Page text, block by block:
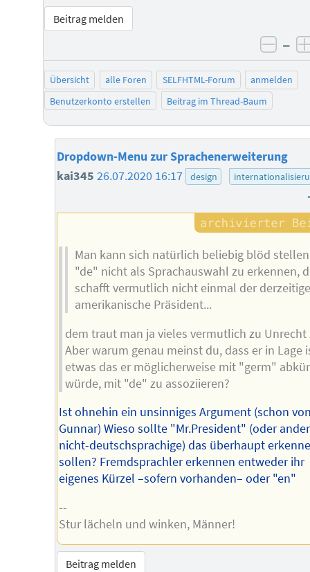
Beitrag melden
–
Übersicht alle Foren SELFHTML-Forum
anmelden
Benutzerkonto erstellen
Beitrag im Thread-Baum
Dropdown-Menu zur Sprachenerweiterung
kai345 26.07.2020 16:17 design
Man kann sich natürlich beliebig blöd
"de" nicht als Sprachauswahl zu erkennen,
schafft vermutlich nicht einmal der
amerikanische Präsident...
dem traut man ja vieles vermutlich zu Unrecht
Aber warum genau meinst du, dass er in Lage
etwas das er möglicherweise mit "germ"
würde, mit "de" zu assoziieren?
Ist ohnehin ein unsinniges Argument (schon
Gunnar) Wieso sollte "Mr.President" (oder
nicht-deutschsprachige) das überhaupt
sollen? Fremdsprachler erkennen entweder ihr
eigenes Kürzel –sofern vorhanden– oder "en"
--
Stur lächeln und winken, Männer!
Beitrag melden